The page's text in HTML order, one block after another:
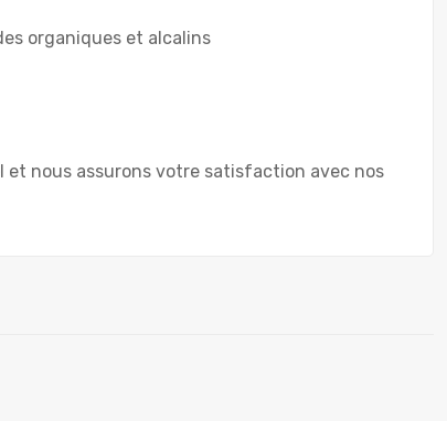
organiques et alcalins
et nous assurons votre satisfaction avec nos